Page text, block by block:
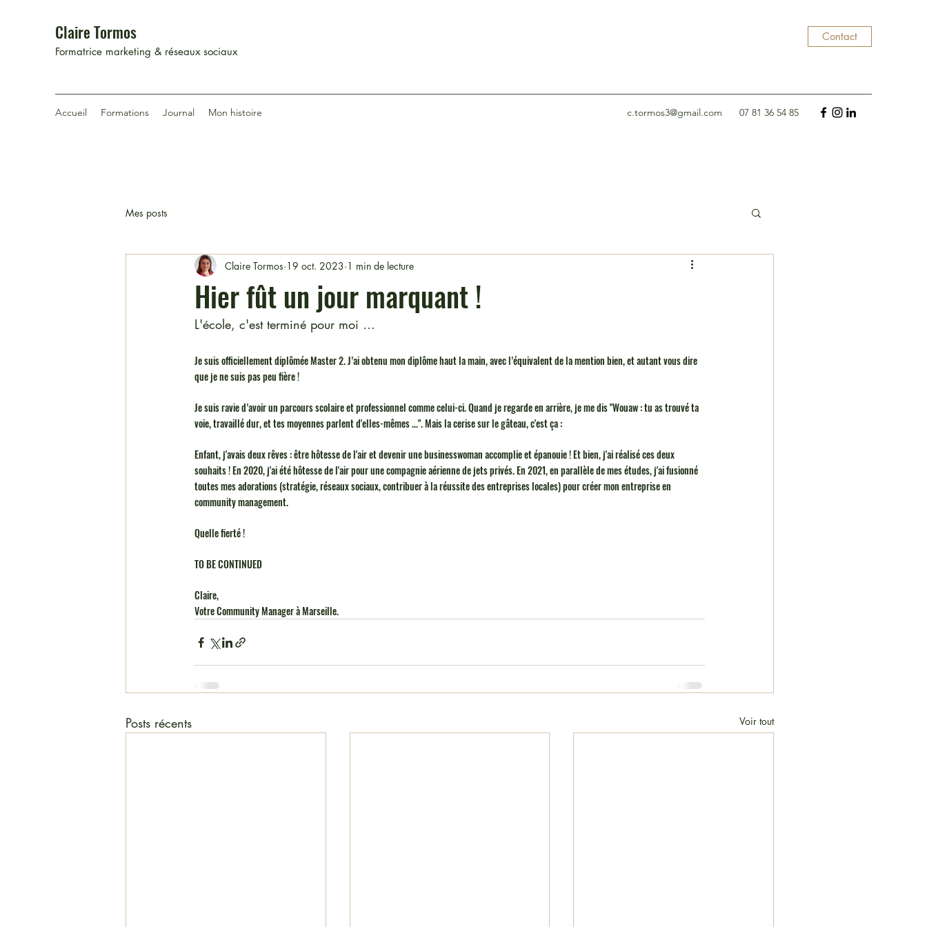
Claire Tormos
Formatrice marketing & réseaux sociaux
Contact
Accueil Formations Journal Mon histoire c.tormos3@gmail.com 07 81 36 54 85
Mes posts
Hier fût un jour marquant !
Claire Tormos 19 oct. 2023 1 min de lecture
L'école, c'est terminé pour moi …
Je suis officiellement diplômée Master 2. J’ai obtenu mon diplôme haut la main, avec l’équivalent de la mention bien, et autant vous dire
que je ne suis pas peu fière !
Je suis ravie d’avoir un parcours scolaire et professionnel comme celui-ci. Quand je regarde en arrière, je me dis "Wouaw : tu as trouvé ta
voie, travaillé dur, et tes moyennes parlent d'elles-mêmes ...". Mais la cerise sur le gâteau, c'est ça :
Enfant, j'avais deux rêves : être hôtesse de l'air et devenir une businesswoman accomplie et épanouie ! Et bien, j'ai réalisé ces deux
souhaits ! En 2020, j'ai été hôtesse de l'air pour une compagnie aérienne de jets privés. En 2021, en parallèle de mes études, j'ai fusionné
toutes mes adorations (stratégie, réseaux sociaux, contribuer à la réussite des entreprises locales) pour créer mon entreprise en
community management.
Quelle fierté !
TO BE CONTINUED
Claire,
Votre Community Manager à Marseille.
Posts récents Voir tout